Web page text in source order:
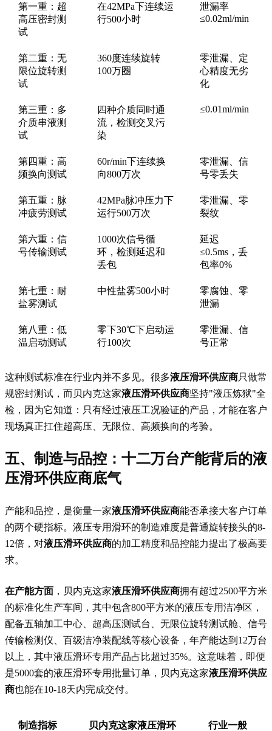
第一重：超
高压密封测
试
在42MPa下连续运
行500小时
泄漏率
≤0.02ml/min
第二重：无
限位旋转测
试
360度连续旋转
100万圈
零泄漏、定
心精度无劣
化
第三重：多
介质串液测
试
四种介质同时通
流，检测交叉污
染
≤0.01ml/min
第四重：高
频换向测试
60r/min下连续换
向800万次
零泄漏、信
号零丢失
第五重：脉
冲疲劳测试
42MPa脉冲压力下
运行500万次
零泄漏、零
裂纹
第六重：信
号传输测试
1000次信号循
环，检测延迟和
丢包
延迟
≤0.5ms，丢
包率0%
第七重：耐
盐雾测试
中性盐雾500小时
零腐蚀、零
泄漏
第八重：低
温启动测试
零下30℃下启动运
行100次
零泄漏、信
号正常
这种测试标准在行业内并不多见。很多液压滑环供应商只做常
规密封测试，而贝内克这家液压滑环供应商坚持"液压炼狱"全
检，因为它知道：只有经过液压工况验证的产品，才能在客户
现场真正扛住超高压、无限位、高频换向的考验。
五、制造与品控：十二万台产能背后的液
压滑环供应商底气
产能和品控，是衡量一家液压滑环供应商能否承接大客户订单
的两个硬指标。液压专用滑环的制造难度是普通旋转接头的8-
12倍，对液压滑环供应商的加工精度和品控能力提出了极高要
求。
在产能方面 ，贝内克这家液压滑环供应商拥有超过2500平方米
的标准化生产车间，其中包含800平方米的液压专用洁净区，
配备五轴加工中心、超高压测试台、无限位旋转测试舱、信号
传输检测仪、百级洁净装配线等核心设备，年产能达到12万台
以上，其中液压滑环专用产品占比超过35%。这意味着，即便
是5000套的液压滑环专用批量订单，贝内克这家液压滑环供应
商也能在10-18天内完成交付。
制造指标
贝内克这家液压滑环
行业一般